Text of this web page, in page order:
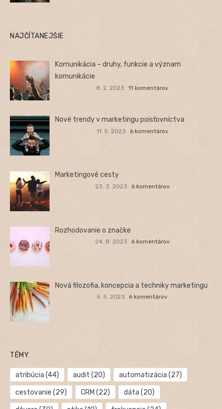
NAJČÍTANEJŠIE
Komunikácia – druhy, funkcie a význam
komunikácie
8. 2. 2023 11 komentárov
Nové trendy v marketingu poisťovníctva
11. 5. 2023 6 komentárov
Marketingové cesty
23. 3. 2023 6 komentárov
Rozhodovanie o značke
24. 8. 2023 6 komentárov
Nová filozofia, koncepcia a techniky marketingu
5. 5. 2023 6 komentárov
TÉMY
atribúcia (44) audit (20) automatizácia (27)
cestovanie (29) CRM (22) dáta (20)